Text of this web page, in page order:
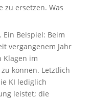
zu ersetzen. Was
Beispiel: Beim
vergangenem Jahr
Klagen im
können. Letztlich
KI lediglich
leistet; die